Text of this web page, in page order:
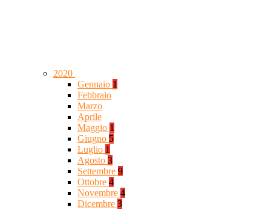
2020
Gennaio 1
Febbraio
Marzo
Aprile
Maggio 1
Giugno 5
Luglio 1
Agosto 3
Settembre 9
Ottobre 4
Novembre 4
Dicembre 3